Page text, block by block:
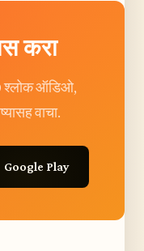
करा
श्लोक ऑडिओ,
वाचा.
Google Play